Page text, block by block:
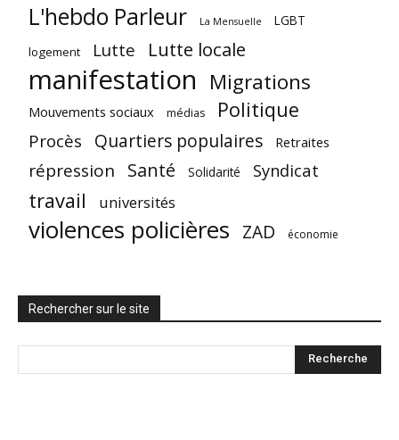
L'hebdo Parleur La Mensuelle
LGBT
logement
Lutte Lutte locale
manifestation Migrations
Mouvements sociaux médias Politique
Procès Quartiers populaires Retraites
répression Santé Solidarité Syndicat
travail universités
violences policières ZAD économie
Rechercher sur le site